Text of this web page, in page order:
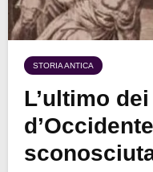
STORIA ANTICA
L’ultimo